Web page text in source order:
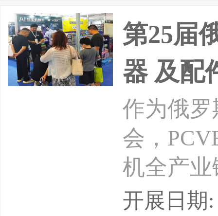
入体系
第25届
器 及配
作为俄
会，
机全产
于一体
开展日期